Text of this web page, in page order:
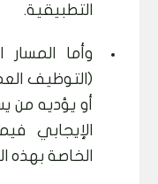
التطبيقية.
وأما المسار
(التوظيف
أو يؤديه
الإيجابي
الخاصة بهذه